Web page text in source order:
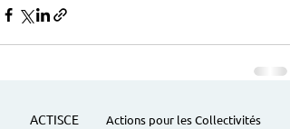
ACTISCE
Actions pour les Collectivités